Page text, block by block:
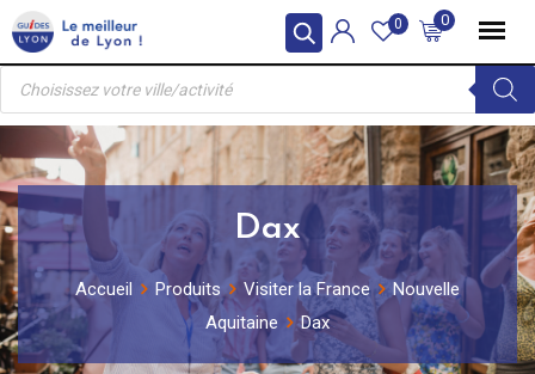
Skip
to
content
0
0
Recherche
produits
Dax
Accueil Produits Visiter la France
Nouvelle
Aquitaine
Dax